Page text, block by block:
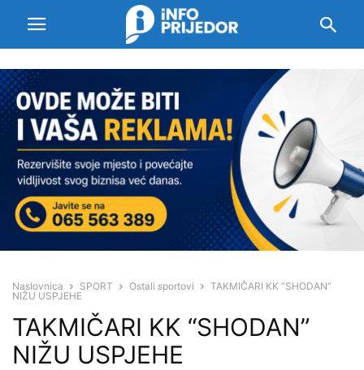
Naslovnica SPORT Ostali sportovi
TAKMIČARI KK “SHODAN”
NIŽU USPJEHE
TAKMIČARI KK “SHODAN”
NIŽU USPJEHE